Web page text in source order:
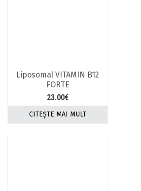
Liposomal VITAMIN B12
FORTE
23.00€
CITEȘTE MAI MULT